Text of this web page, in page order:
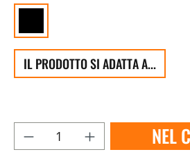
IL PRODOTTO SI ADATTA A...
NEL